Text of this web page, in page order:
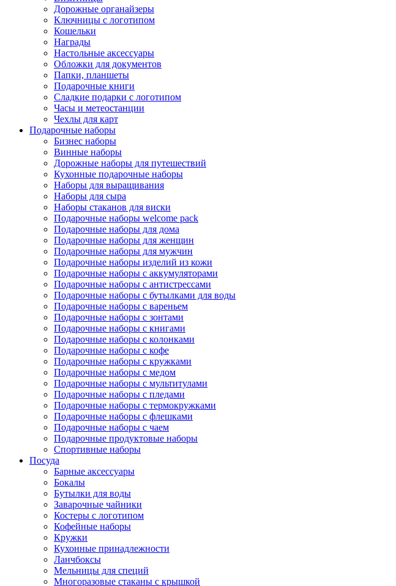
Дорожные органайзеры
Ключницы с логотипом
Кошельки
Награды
Настольные аксессуары
Обложки для документов
Папки, планшеты
Подарочные книги
Сладкие подарки с логотипом
Часы и метеостанции
Чехлы для карт
Подарочные наборы
Бизнес наборы
Винные наборы
Дорожные наборы для путешествий
Кухонные подарочные наборы
Наборы для выращивания
Наборы для сыра
Наборы стаканов для виски
Подарочные наборы welcome pack
Подарочные наборы для дома
Подарочные наборы для женщин
Подарочные наборы для мужчин
Подарочные наборы изделий из кожи
Подарочные наборы с аккумуляторами
Подарочные наборы с антистрессами
Подарочные наборы с бутылками для воды
Подарочные наборы с вареньем
Подарочные наборы с зонтами
Подарочные наборы с книгами
Подарочные наборы с колонками
Подарочные наборы с кофе
Подарочные наборы с кружками
Подарочные наборы с медом
Подарочные наборы с мультитулами
Подарочные наборы с пледами
Подарочные наборы с термокружками
Подарочные наборы с флешками
Подарочные наборы с чаем
Подарочные продуктовые наборы
Спортивные наборы
Посуда
Барные аксессуары
Бокалы
Бутылки для воды
Заварочные чайники
Костеры с логотипом
Кофейные наборы
Кружки
Кухонные принадлежности
Ланчбоксы
Мельницы для специй
Многоразовые стаканы с крышкой